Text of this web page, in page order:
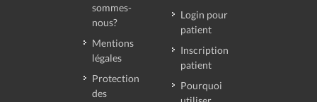
sommes-
nous?
Mentions
légales
Protection
des
Login pour
patient
Inscription
patient
Pourquoi